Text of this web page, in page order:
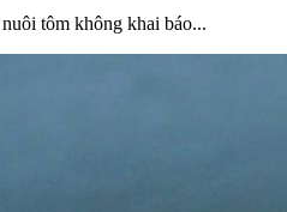
tôm không khai báo...